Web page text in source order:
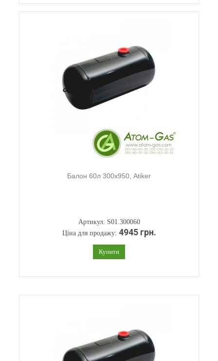
Балон 60л 300х950, Atiker
Артикул: S01.300060
Ціна для продажу: 4945 грн.
Купити